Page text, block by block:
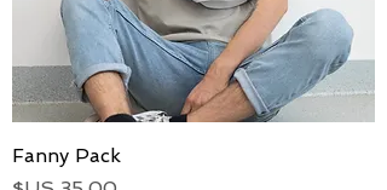
Fanny Pack